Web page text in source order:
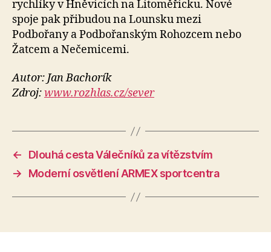
rychlíky v Hněvicích na Litoměřicku. Nové
spoje pak přibudou na Lounsku mezi
Podbořany a Podbořanským Rohozcem nebo
Žatcem a Nečemicemi.
Autor: Jan Bachorík
Zdroj:www.rozhlas.cz/sever
←
Dlouhá cesta Válečníků za vítězstvím
→
Moderní osvětlení ARMEX sportcentra